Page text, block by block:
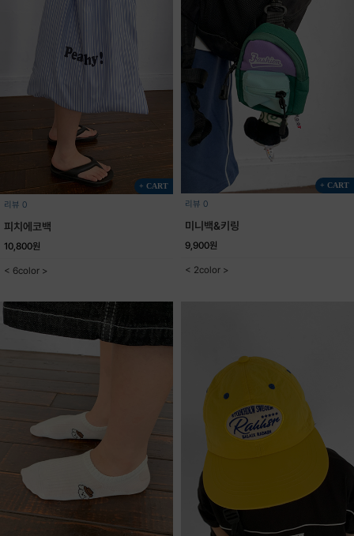
+ CART
리뷰 0
피치에코백
10,800원
< 6color >
+ CART
리뷰 0
미니백&키링
9,900원
< 2color >